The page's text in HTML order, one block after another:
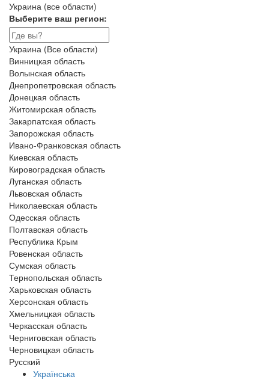
Украина (все области)
Выберите ваш регион:
Украина (Все области)
Винницкая область
Волынская область
Днепропетровская область
Донецкая область
Житомирская область
Закарпатская область
Запорожская область
Ивано-Франковская область
Киевская область
Кировоградская область
Луганская область
Львовская область
Николаевская область
Одесская область
Полтавская область
Республика Крым
Ровенская область
Сумская область
Тернопольская область
Харьковская область
Херсонская область
Хмельницкая область
Черкасская область
Черниговская область
Черновицкая область
Русский
Українська